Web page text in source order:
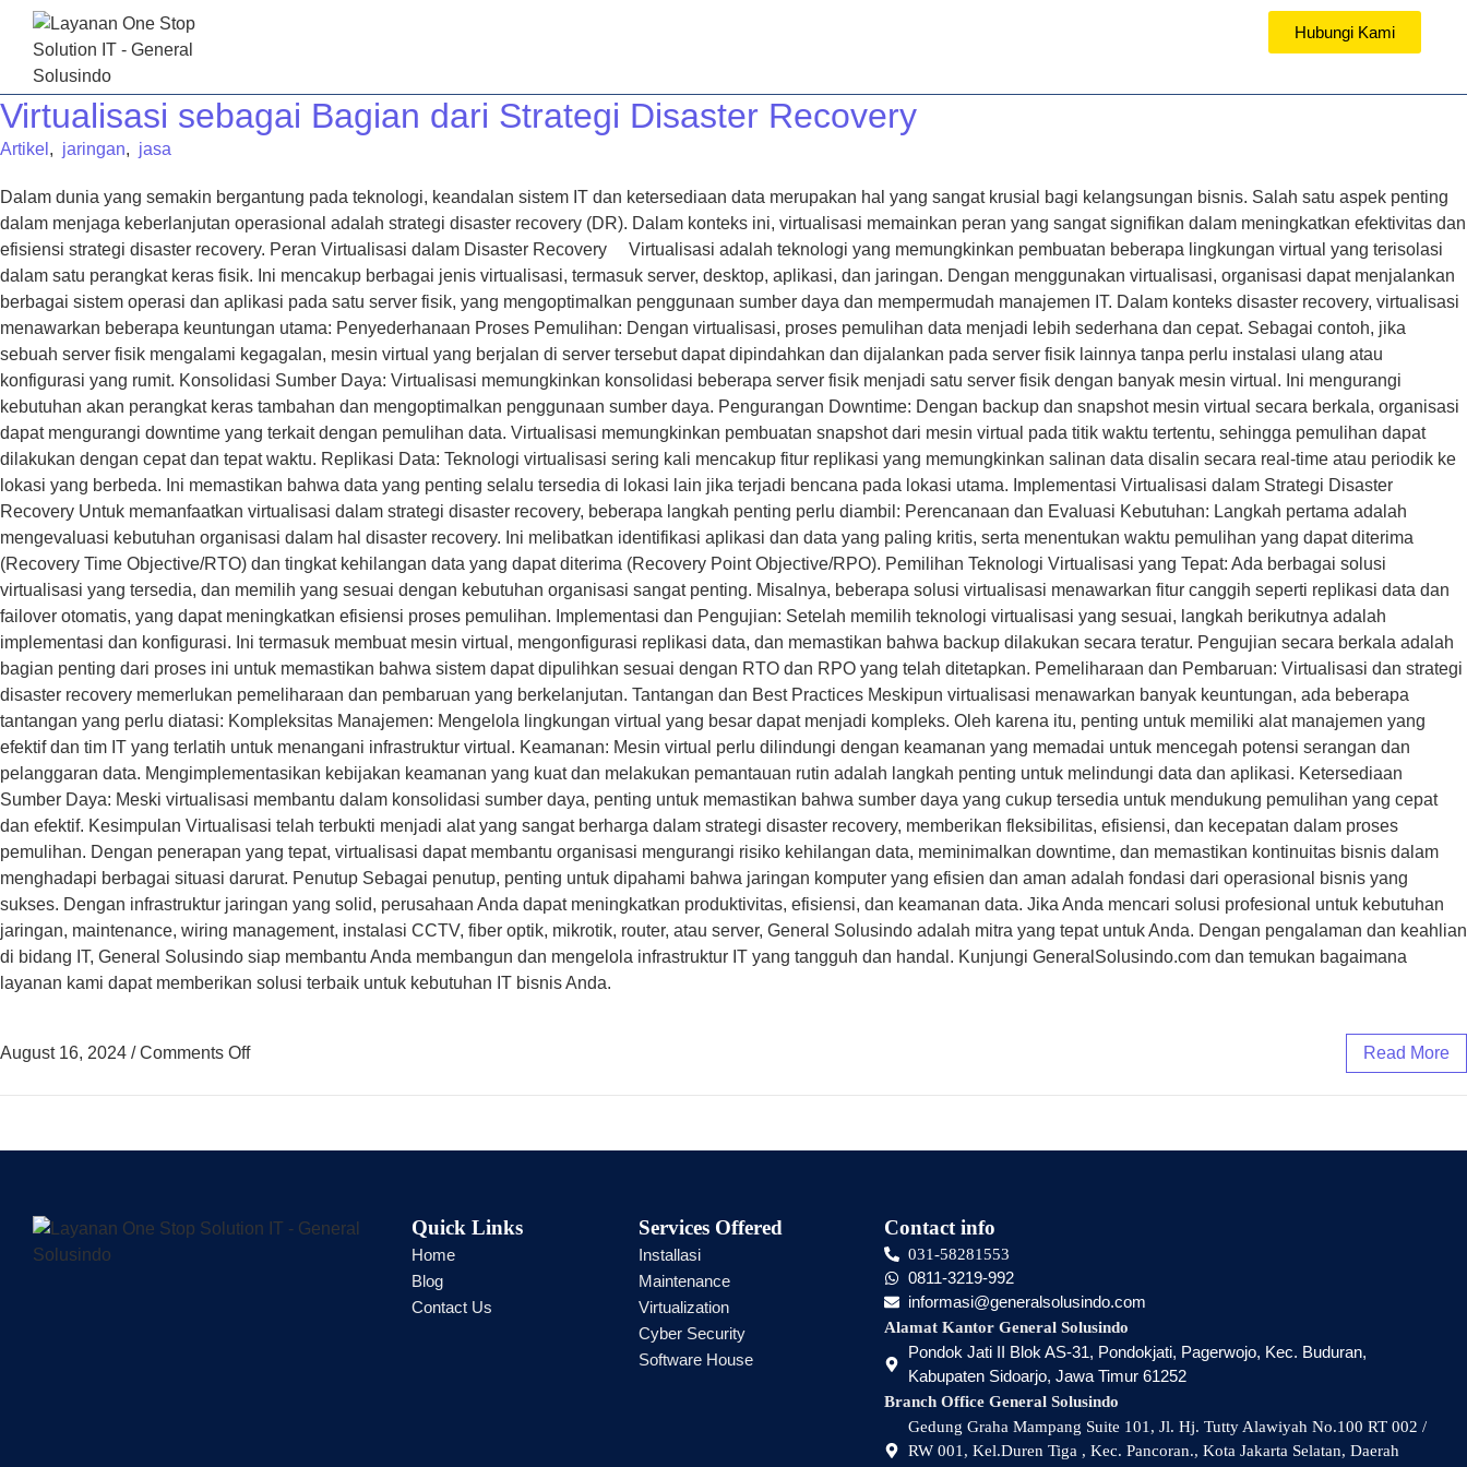
Hubungi Kami
Virtualisasi sebagai Bagian dari Strategi Disaster Recovery
Artikel , jaringan, jasa
Dalam dunia yang semakin bergantung pada teknologi, keandalan sistem IT dan ketersediaan data merupakan hal yang sangat krusial bagi kelangsungan bisnis. Salah satu aspek penting
dalam menjaga keberlanjutan operasional adalah strategi disaster recovery (DR). Dalam konteks ini, virtualisasi memainkan peran yang sangat signifikan dalam meningkatkan efektivitas dan
efisiensi strategi disaster recovery. Peran Virtualisasi dalam Disaster Recovery Virtualisasi adalah teknologi yang memungkinkan pembuatan beberapa lingkungan virtual yang terisolasi
dalam satu perangkat keras fisik. Ini mencakup berbagai jenis virtualisasi, termasuk server, desktop, aplikasi, dan jaringan. Dengan menggunakan virtualisasi, organisasi dapat menjalankan
berbagai sistem operasi dan aplikasi pada satu server fisik, yang mengoptimalkan penggunaan sumber daya dan mempermudah manajemen IT. Dalam konteks disaster recovery, virtualisasi
menawarkan beberapa keuntungan utama: Penyederhanaan Proses Pemulihan: Dengan virtualisasi, proses pemulihan data menjadi lebih sederhana dan cepat. Sebagai contoh, jika
sebuah server fisik mengalami kegagalan, mesin virtual yang berjalan di server tersebut dapat dipindahkan dan dijalankan pada server fisik lainnya tanpa perlu instalasi ulang atau
konfigurasi yang rumit. Konsolidasi Sumber Daya: Virtualisasi memungkinkan konsolidasi beberapa server fisik menjadi satu server fisik dengan banyak mesin virtual. Ini mengurangi
kebutuhan akan perangkat keras tambahan dan mengoptimalkan penggunaan sumber daya. Pengurangan Downtime: Dengan backup dan snapshot mesin virtual secara berkala, organisasi
dapat mengurangi downtime yang terkait dengan pemulihan data. Virtualisasi memungkinkan pembuatan snapshot dari mesin virtual pada titik waktu tertentu, sehingga pemulihan dapat
dilakukan dengan cepat dan tepat waktu. Replikasi Data: Teknologi virtualisasi sering kali mencakup fitur replikasi yang memungkinkan salinan data disalin secara real-time atau periodik ke
lokasi yang berbeda. Ini memastikan bahwa data yang penting selalu tersedia di lokasi lain jika terjadi bencana pada lokasi utama. Implementasi Virtualisasi dalam Strategi Disaster
Recovery Untuk memanfaatkan virtualisasi dalam strategi disaster recovery, beberapa langkah penting perlu diambil: Perencanaan dan Evaluasi Kebutuhan: Langkah pertama adalah
mengevaluasi kebutuhan organisasi dalam hal disaster recovery. Ini melibatkan identifikasi aplikasi dan data yang paling kritis, serta menentukan waktu pemulihan yang dapat diterima
(Recovery Time Objective/RTO) dan tingkat kehilangan data yang dapat diterima (Recovery Point Objective/RPO). Pemilihan Teknologi Virtualisasi yang Tepat: Ada berbagai solusi
virtualisasi yang tersedia, dan memilih yang sesuai dengan kebutuhan organisasi sangat penting. Misalnya, beberapa solusi virtualisasi menawarkan fitur canggih seperti replikasi data dan
failover otomatis, yang dapat meningkatkan efisiensi proses pemulihan. Implementasi dan Pengujian: Setelah memilih teknologi virtualisasi yang sesuai, langkah berikutnya adalah
implementasi dan konfigurasi. Ini termasuk membuat mesin virtual, mengonfigurasi replikasi data, dan memastikan bahwa backup dilakukan secara teratur. Pengujian secara berkala adalah
bagian penting dari proses ini untuk memastikan bahwa sistem dapat dipulihkan sesuai dengan RTO dan RPO yang telah ditetapkan. Pemeliharaan dan Pembaruan: Virtualisasi dan strategi
disaster recovery memerlukan pemeliharaan dan pembaruan yang berkelanjutan. Tantangan dan Best Practices Meskipun virtualisasi menawarkan banyak keuntungan, ada beberapa
tantangan yang perlu diatasi: Kompleksitas Manajemen: Mengelola lingkungan virtual yang besar dapat menjadi kompleks. Oleh karena itu, penting untuk memiliki alat manajemen yang
efektif dan tim IT yang terlatih untuk menangani infrastruktur virtual. Keamanan: Mesin virtual perlu dilindungi dengan keamanan yang memadai untuk mencegah potensi serangan dan
pelanggaran data. Mengimplementasikan kebijakan keamanan yang kuat dan melakukan pemantauan rutin adalah langkah penting untuk melindungi data dan aplikasi. Ketersediaan
Sumber Daya: Meski virtualisasi membantu dalam konsolidasi sumber daya, penting untuk memastikan bahwa sumber daya yang cukup tersedia untuk mendukung pemulihan yang cepat
dan efektif. Kesimpulan Virtualisasi telah terbukti menjadi alat yang sangat berharga dalam strategi disaster recovery, memberikan fleksibilitas, efisiensi, dan kecepatan dalam proses
pemulihan. Dengan penerapan yang tepat, virtualisasi dapat membantu organisasi mengurangi risiko kehilangan data, meminimalkan downtime, dan memastikan kontinuitas bisnis dalam
menghadapi berbagai situasi darurat. Penutup Sebagai penutup, penting untuk dipahami bahwa jaringan komputer yang efisien dan aman adalah fondasi dari operasional bisnis yang
sukses. Dengan infrastruktur jaringan yang solid, perusahaan Anda dapat meningkatkan produktivitas, efisiensi, dan keamanan data. Jika Anda mencari solusi profesional untuk kebutuhan
jaringan, maintenance, wiring management, instalasi CCTV, fiber optik, mikrotik, router, atau server, General Solusindo adalah mitra yang tepat untuk Anda. Dengan pengalaman dan keahlian
di bidang IT, General Solusindo siap membantu Anda membangun dan mengelola infrastruktur IT yang tangguh dan handal. Kunjungi GeneralSolusindo.com dan temukan bagaimana
layanan kami dapat memberikan solusi terbaik untuk kebutuhan IT bisnis Anda.
August 16, 2024 / Comments Off Read More
Quick Links
Home
Blog
Contact Us
Services Offered
Installasi
Maintenance
Virtualization
Cyber Security
Software House
Contact info
031-58281553
0811-3219-992
informasi@generalsolusindo.com
Alamat Kantor General Solusindo
Pondok Jati II Blok AS-31, Pondokjati, Pagerwojo, Kec. Buduran,
Kabupaten Sidoarjo, Jawa Timur 61252
Branch Office General Solusindo
Gedung Graha Mampang Suite 101, Jl. Hj. Tutty Alawiyah No.100 RT 002 /
RW 001, Kel.Duren Tiga , Kec. Pancoran., Kota Jakarta Selatan, Daerah